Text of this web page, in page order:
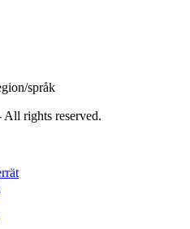
språk
All rights reserved.